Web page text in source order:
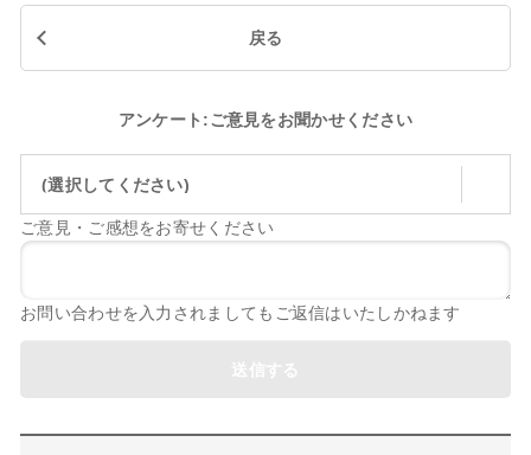
戻る
アンケート:ご意見をお聞かせください
(選択してください)
ご意見・ご感想をお寄せください
お問い合わせを入力されましてもご返信はいたしかねます